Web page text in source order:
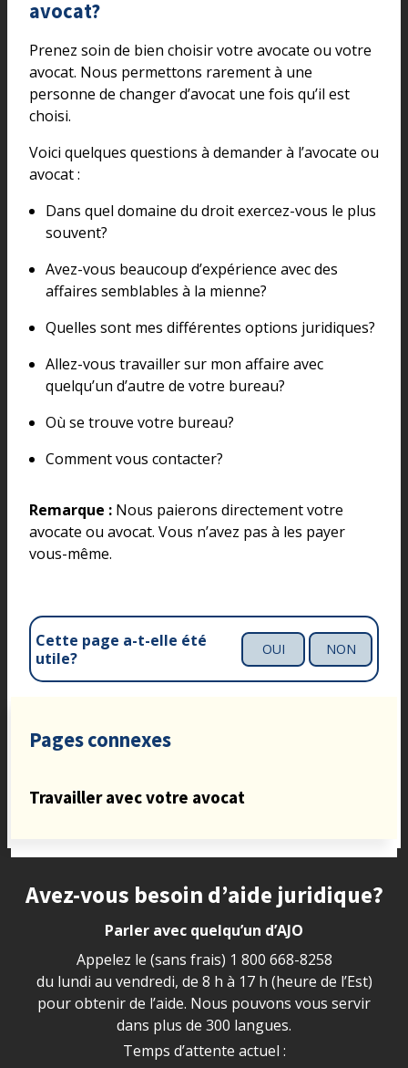
avocat?
Prenez soin de bien choisir votre avocate ou votre
avocat. Nous permettons rarement à une
personne de changer d’avocat une fois qu’il est
choisi.
Voici quelques questions à demander à l’avocate ou
avocat :
Dans quel domaine du droit exercez-vous le plus
souvent?
Avez-vous beaucoup d’expérience avec des
affaires semblables à la mienne?
Quelles sont mes différentes options juridiques?
Allez-vous travailler sur mon affaire avec
quelqu’un d’autre de votre bureau?
Où se trouve votre bureau?
Comment vous contacter?
Remarque : Nous paierons directement votre
avocate ou avocat. Vous n’avez pas à les payer
vous-même.
Cette page a-t-elle été
utile?
OUI NON
Pages connexes
Travailler avec votre avocat
Site footer
Avez-vous besoin d’aide juridique?
Parler avec quelqu’un d’AJO
Appelez le (sans frais) 1 800 668-8258
du lundi au vendredi, de 8 h à 17 h (heure de l’Est)
pour obtenir de l’aide. Nous pouvons vous servir
dans plus de 300 langues.
Temps d’attente actuel :